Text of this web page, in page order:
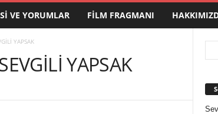
VE YORUMLAR FILM FRAGMANI
YAPSAK
YAPSAK